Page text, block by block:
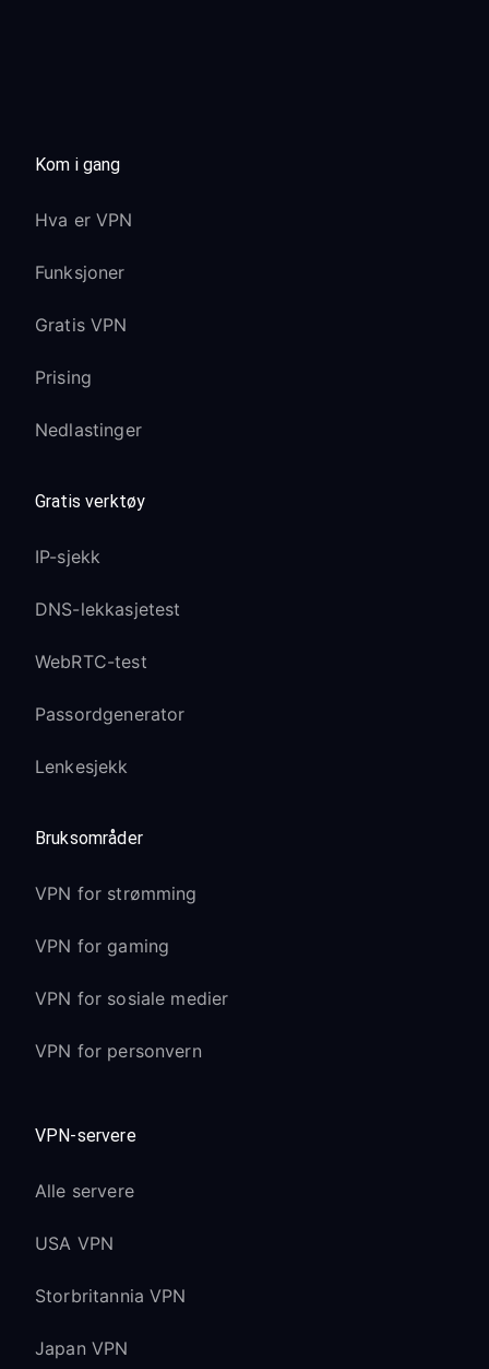
Kom i gang
Hva er VPN
Funksjoner
Gratis VPN
Prising
Nedlastinger
Gratis verktøy
IP-sjekk
DNS-lekkasjetest
WebRTC-test
Passordgenerator
Lenkesjekk
Bruksområder
VPN for strømming
VPN for gaming
VPN for sosiale medier
VPN for personvern
VPN-servere
Alle servere
USA VPN
Storbritannia VPN
Japan VPN